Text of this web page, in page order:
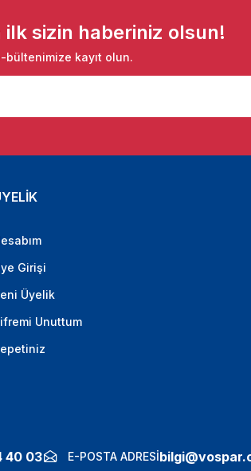
sizin haberiniz olsun!
kayıt olun.
Girişi
Üyelik
Unuttum
40 03 E-POSTA ADRESİ